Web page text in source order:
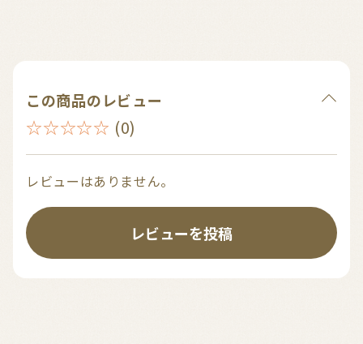
この商品のレビュー
☆☆☆☆☆ (0)
レビューはありません。
レビューを投稿